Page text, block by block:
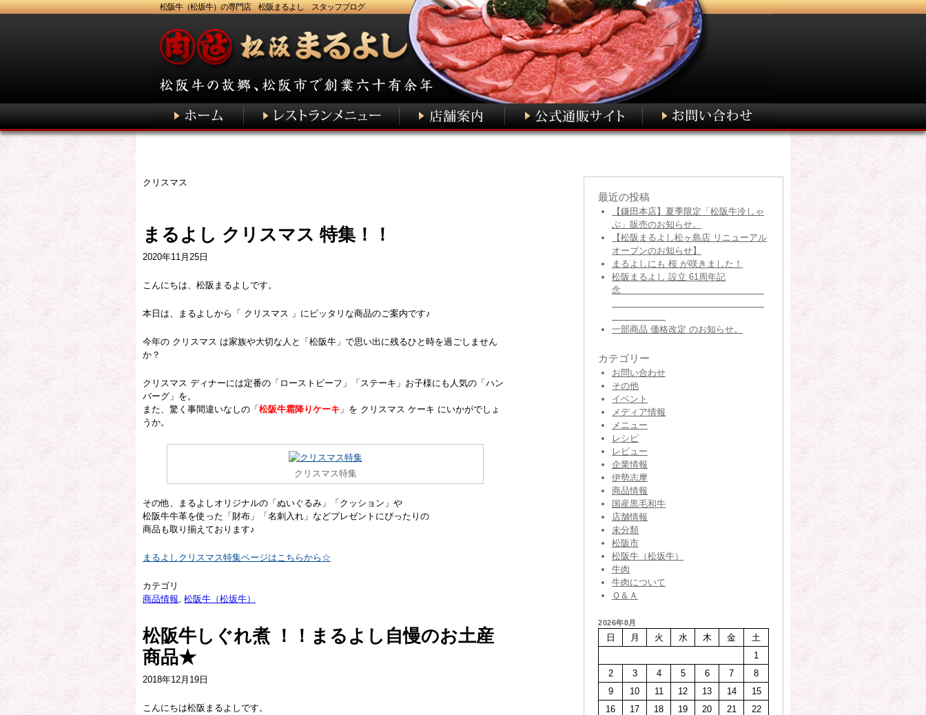
松阪牛（松坂牛）の専門店 松阪まるよし スタッフブログ
クリスマス
まるよし クリスマス 特集！！
2020年11月25日
こんにちは、松阪まるよしです。
本日は、まるよしから「 クリスマス 」にピッタリな商品のご案内です♪
今年の クリスマス は家族や大切な人と「松阪牛」で思い出に残るひと時を過ごしません
か？
クリスマス ディナーには定番の「ローストビーフ」「ステーキ」お子様にも人気の「ハン
バーグ」を。
また、驚く事間違いなしの「 松阪牛霜降りケーキ 」を クリスマス ケーキ にいかがでしょ
うか。
クリスマス特集
その他、まるよしオリジナルの「ぬいぐるみ」「クッション」や
松阪牛牛革を使った「財布」「名刺入れ」などプレゼントにぴったりの
商品も取り揃えております♪
まるよしクリスマス特集ページはこちらから☆
カテゴリ
商品情報, 松阪牛（松坂牛）
松阪牛しぐれ煮 ！！まるよし自慢のお土産
商品★
2018年12月19日
こんにちは松阪まるよしです。
最近の投稿
【鎌田本店】夏季限定「松阪牛冷しゃ
ぶ」販売のお知らせ。
【松阪まるよし松ヶ島店 リニューアル
オープンのお知らせ】
まるよしにも 桜 が咲きました！
松阪まるよし 設立 61周年記
念
一部商品 価格改定 のお知らせ。
カテゴリー
お問い合わせ
その他
イベント
メディア情報
メニュー
レシピ
レビュー
企業情報
伊勢志摩
商品情報
国産黒毛和牛
店舗情報
未分類
松阪市
松阪牛（松坂牛）
牛肉
牛肉について
Ｑ＆Ａ
2026年8月
日 月 火 水 木 金
土
1
2
3 4 5 6 7
8
9
10 11 12 13 14
15
16
17 18 19 20 21
22